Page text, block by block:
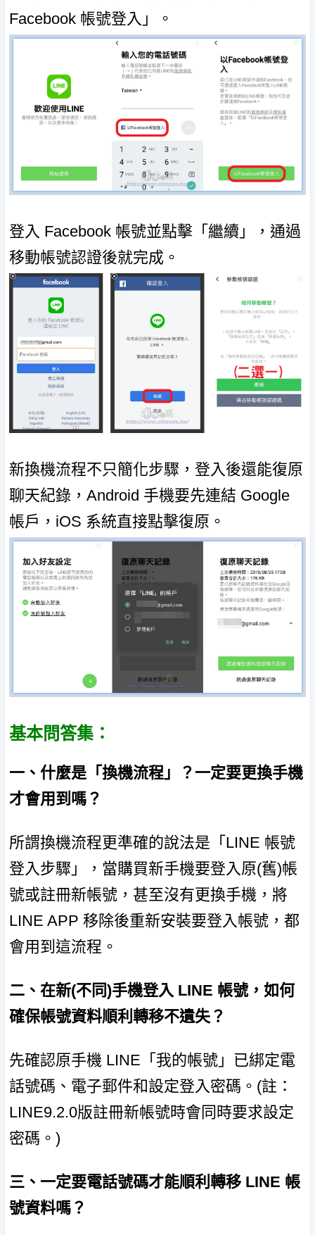
Facebook 帳號登入」。
登入 Facebook 帳號並點擊「繼續」，通過
移動帳號認證後就完成。
新換機流程不只簡化步驟，登入後還能復原
聊天紀錄，Android 手機要先連結 Google
帳戶，iOS 系統直接點擊復原。
基本問答集：
一、什麼是「換機流程」？一定要更換手機
才會用到嗎？
所謂換機流程更準確的說法是「LINE 帳號
登入步驟」，當購買新手機要登入原(舊)帳
號或註冊新帳號，甚至沒有更換手機，將
LINE APP 移除後重新安裝要登入帳號，都
會用到這流程。
二、在新(不同)手機登入 LINE 帳號，如何
確保帳號資料順利轉移不遺失？
先確認原手機 LINE「我的帳號」已綁定電
話號碼、電子郵件和設定登入密碼。(註：
LINE9.2.0版註冊新帳號時會同時要求設定
密碼。)
三、一定要電話號碼才能順利轉移 LINE 帳
號資料嗎？